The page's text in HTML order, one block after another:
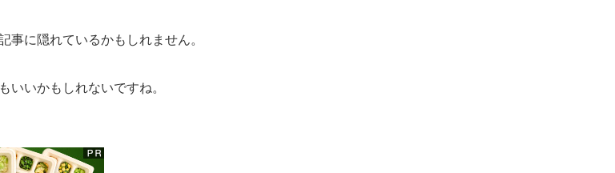
事に隠れているかもしれません。
いいかもしれないですね。